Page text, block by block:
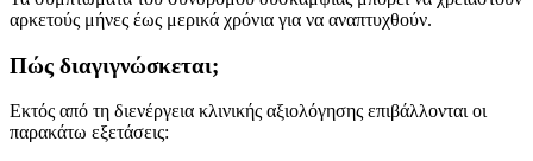
αρκετούς μήνες έως μερικά χρόνια για να αναπτυχθούν.
Πώς διαγιγνώσκεται;
Εκτός από τη διενέργεια κλινικής αξιολόγησης επιβάλλονται οι
παρακάτω εξετάσεις: